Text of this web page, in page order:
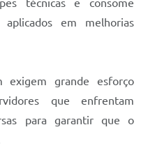
em melhorias
exigem grande esforço
que enfrentam
para garantir que o